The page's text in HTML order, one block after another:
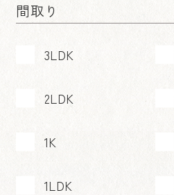
間取り
3LDK
2LDK
1K
1LDK